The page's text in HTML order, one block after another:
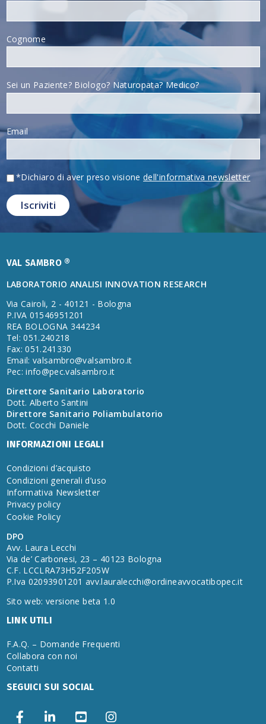
Cognome
Sei un Paziente? Biologo? Naturopata? Medico?
Email
*Dichiaro di aver preso visionedell'informativa newsletter
VAL SAMBRO ®
LABORATORIO ANALISI INNOVATION RESEARCH
Via Cairoli, 2 - 40121 - Bologna
P.IVA 01546951201
REA BOLOGNA 344234
Tel: 051.240218
Fax: 051.241330
Email: valsambro@valsambro.it
Pec:info@pec.valsambro.it
Direttore Sanitario Laboratorio
Dott. Alberto Santini
Direttore Sanitario Poliambulatorio
Dott. Cocchi Daniele
INFORMAZIONI LEGALI
Condizioni d’acquisto
Condizioni generali d’uso
Informativa Newsletter
Privacy policy
Cookie Policy
DPO
Avv. Laura Lecchi
Via de’ Carbonesi, 23 – 40123 Bologna
C.F. LCCLRA73H52F205W
P.Iva 02093901201 avv.lauralecchi@ordineavvocatibopec.it
Sito web: versione beta 1.0
LINK UTILI
F.A.Q. – Domande Frequenti
Collabora con noi
Contatti
SEGUICI SUI SOCIAL